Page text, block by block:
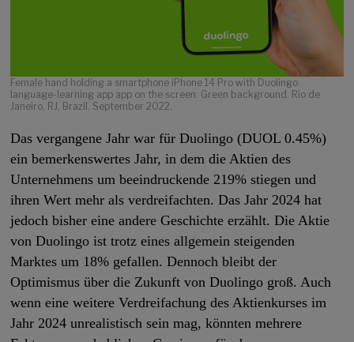
Female hand holding a smartphone iPhone 14 Pro with Duolingo
language-learning app app on the screen. Green background. Rio de
Janeiro, RJ, Brazil. September 2022.
Das vergangene Jahr war für Duolingo (DUOL 0.45%)
ein bemerkenswertes Jahr, in dem die Aktien des
Unternehmens um beeindruckende 219% stiegen und
ihren Wert mehr als verdreifachten. Das Jahr 2024 hat
jedoch bisher eine andere Geschichte erzählt. Die Aktie
von Duolingo ist trotz eines allgemein steigenden
Marktes um 18% gefallen. Dennoch bleibt der
Optimismus über die Zukunft von Duolingo groß. Auch
wenn eine weitere Verdreifachung des Aktienkurses im
Jahr 2024 unrealistisch sein mag, könnten mehrere